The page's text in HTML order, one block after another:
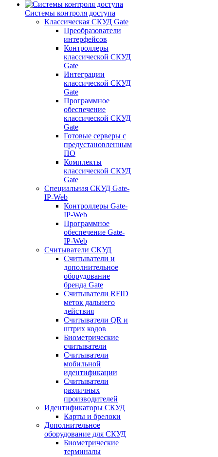
Системы контроля доступа
Классическая СКУД Gate
Преобразователи
интерфейсов
Контроллеры
классической СКУД
Gate
Интеграции
классической СКУД
Gate
Программное
обеспечение
классической СКУД
Gate
Готовые серверы с
предустановленным
ПО
Комплекты
классической СКУД
Gate
Специальная СКУД Gate-
IP-Web
Контроллеры Gate-
IP-Web
Программное
обеспечение Gate-
IP-Web
Считыватели СКУД
Считыватели и
дополнительное
оборудование
бренда Gate
Считыватели RFID
меток дальнего
действия
Считыватели QR и
штрих кодов
Биометрические
считыватели
Считыватели
мобильной
идентификации
Считыватели
различных
производителей
Идентификаторы СКУД
Карты и брелоки
Дополнительное
оборудование для СКУД
Биометрические
терминалы